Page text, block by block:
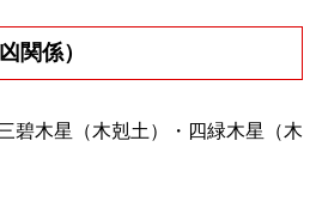
関係）
碧木星（木剋土）・四緑木星（木